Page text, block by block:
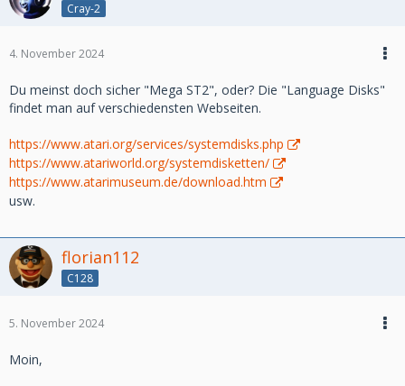
Cray-2
4. November 2024
Du meinst doch sicher "Mega ST2", oder? Die "Language Disks"
findet man auf verschiedensten Webseiten.
https://www.atari.org/services/systemdisks.php
https://www.atariworld.org/systemdisketten/
https://www.atarimuseum.de/download.htm
usw.
florian112
C128
5. November 2024
Moin,